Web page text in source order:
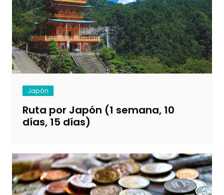
Japón
Ruta por Japón (1 semana, 10
días, 15 días)